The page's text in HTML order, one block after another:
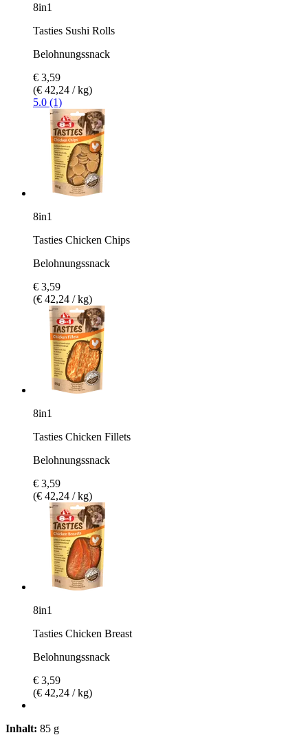
8in1
Tasties Sushi Rolls
Belohnungssnack
€ 3,59
(€ 42,24 / kg)
5.0 (1)
8in1
Tasties Chicken Chips
Belohnungssnack
€ 3,59
(€ 42,24 / kg)
8in1
Tasties Chicken Fillets
Belohnungssnack
€ 3,59
(€ 42,24 / kg)
8in1
Tasties Chicken Breast
Belohnungssnack
€ 3,59
(€ 42,24 / kg)
Inhalt: 85 g